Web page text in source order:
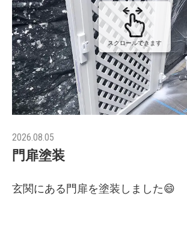
スクロールできます
2026.08.05
門扉塗装
玄関にある門扉を塗装しました😄